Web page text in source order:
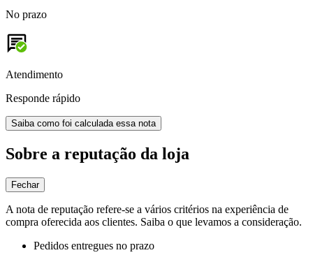
No prazo
Atendimento
Responde rápido
Saiba como foi calculada essa nota
Sobre a reputação da loja
Fechar
A nota de reputação refere-se a vários critérios na experiência de
compra oferecida aos clientes. Saiba o que levamos a consideração.
Pedidos entregues no prazo